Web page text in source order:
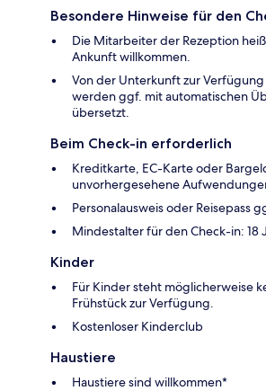
Besondere Hinweise für den
Die Mitarbeiter der Rezeption
Ankunft willkommen.
Von der Unterkunft zur
werden ggf. mit automatischen
übersetzt.
Beim Check-in erforderlich
Kreditkarte, EC-Karte oder
unvorhergesehene
Personalausweis oder Reisepass
Mindestalter für den Check-in: 18
Kinder
Für Kinder steht möglicherweise
Frühstück zur Verfügung.
Kostenloser Kinderclub
Haustiere
Haustiere sind willkommen*